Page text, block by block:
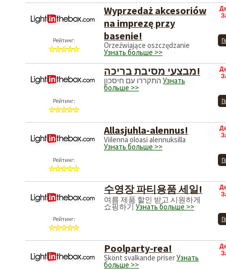
Рейтинг:
Wyprzedaż akcesoriów
na imprezę przy
basenie!
Orzeźwiające oszczędzanie
Узнать больше >>
Рейтинг:
מבצעי מסיבת בריכה!
Узнать
больше >>
Рейтинг:
Allasjuhla-alennus!
Viilennä oloasi alennuksilla
Узнать больше >>
Рейтинг:
수영장 파티용품 세일!
여름 제품 할인 받고 시원하게
쇼핑하기Узнать больше >>
Poolparty-rea!
Skönt svalkande priserУзнать
больше >>